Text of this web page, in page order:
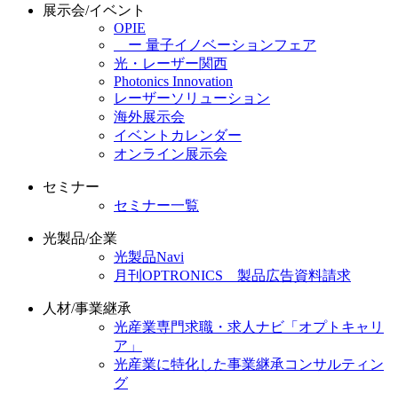
展示会/イベント
OPIE
ー 量子イノベーションフェア
光・レーザー関西
Photonics Innovation
レーザーソリューション
海外展示会
イベントカレンダー
オンライン展示会
セミナー
セミナー一覧
光製品/企業
光製品Navi
月刊OPTRONICS 製品広告資料請求
人材/事業継承
光産業専門求職・求人ナビ「オプトキャリ
ア」
光産業に特化した事業継承コンサルティン
グ